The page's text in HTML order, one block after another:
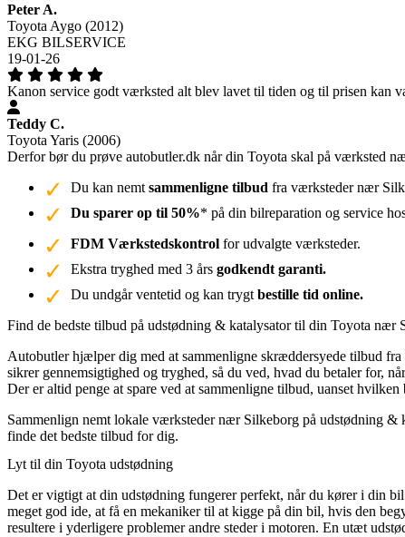
Peter A.
Toyota Aygo (2012)
EKG BILSERVICE
19-01-26
Kanon service godt værksted alt blev lavet til tiden og til prisen kan
Teddy C.
Toyota Yaris (2006)
Derfor bør du prøve autobutler.dk når din Toyota skal på værksted
Du kan nemt sammenligne tilbud fra værksteder nær
Du sparer op til 50%* på din bilreparation og service
FDM Værkstedskontrol for udvalgte værksteder.
Ekstra tryghed med 3 års godkendt garanti.
Du undgår ventetid og kan trygt bestille tid online.
Find de bedste tilbud på udstødning & katalysator til din Toyota nær
Autobutler hjælper dig med at sammenligne skræddersyede tilbud
sikrer gennemsigtighed og tryghed, så du ved, hvad du betaler for,
Der er altid penge at spare ved at sammenligne tilbud, uanset
Sammenlign nemt lokale værksteder nær Silkeborg på udstødning &
finde det bedste tilbud for dig.
Lyt til din Toyota udstødning
Det er vigtigt at din udstødning fungerer perfekt, når du kører i din
meget god ide, at få en mekaniker til at kigge på din bil, hvis den
resultere i yderligere problemer andre steder i motoren. En utæt